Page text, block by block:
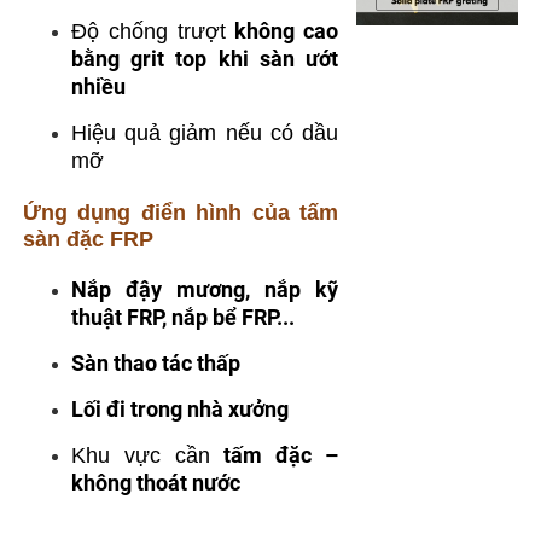
Độ chống trượt không cao
bằng grit top khi sàn ướt
nhiều
Hiệu quả giảm nếu có dầu
mỡ
Ứng dụng điển hình của tấm
sàn đặc FRP
Nắp đậy mương, nắp kỹ
thuật FRP, nắp bể FRP...
Sàn thao tác thấp
Lối đi trong nhà xưởng
Khu vực cầntấm đặc –
không thoát nước